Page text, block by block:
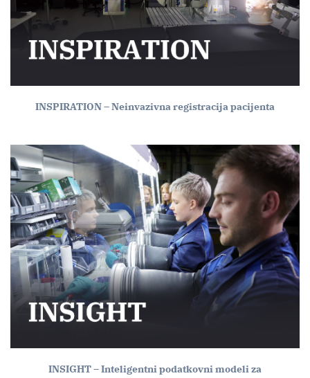
INSPIRATION – Neinvazivna registracija pacijenta
INSIGHT – Inteligentni podatkovni modeli za